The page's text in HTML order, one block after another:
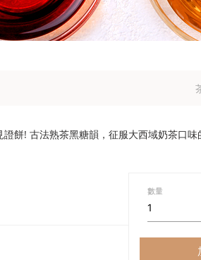
餅! 古法熟茶黑糖韻，征服大西域奶茶口味
數量